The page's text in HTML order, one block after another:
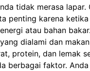
tidak merasa lapar.
penting karena
atau bahan
dialami dan
protein, dan lemak
berbagai faktor.